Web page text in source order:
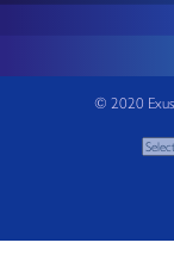
© 2020 Exus